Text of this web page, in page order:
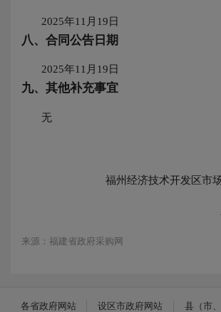
2025年11月19日
八、合同公告日期
2025年11月19日
九、其他补充事宜
无
福州经济技术开发区市
来源：福建省政府采购网
各省政府网站 设区市政府网站 县（市、